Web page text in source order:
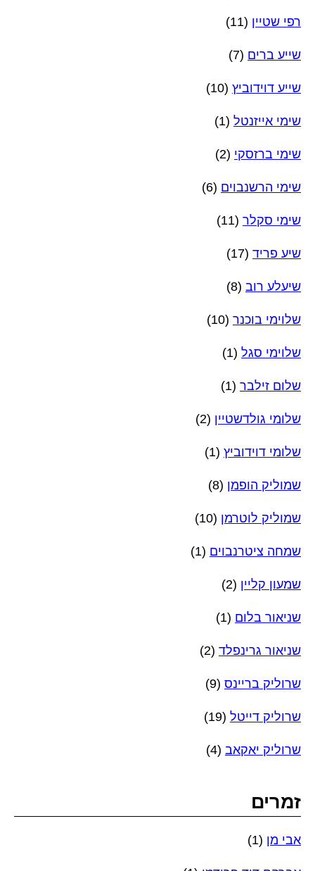
רפי שטיין (11)
שייע ברים (7)
שייע דוידוביץ (10)
שימי אייזנטל (1)
שימי ברזסקי (2)
שימי הרשנבוים (6)
שימי סקלר (11)
שיע פריד (17)
שיעלע רוב (8)
שלוימי בוכנר (10)
שלוימי סגל (1)
שלום זילבר (1)
שלומי גולדשטיין (2)
שלומי דוידוביץ (1)
שמוליק הופמן (8)
שמוליק לוטרמן (10)
שמחה ציטרנבוים (1)
שמעון קליין (2)
שניאור בלום (1)
שניאור גרינפלד (2)
שרוליק בריינס (9)
שרוליק דייטל (19)
שרוליק יאקאב (4)
זמרים
אבי מן (1)